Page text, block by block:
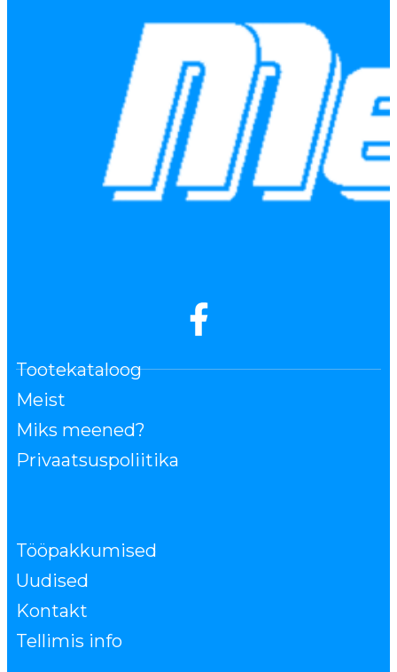
Tootekataloog
Meist
Miks meened?
Privaatsuspoliitika
Tööpakkumised
Uudised
Kontakt
Tellimis info